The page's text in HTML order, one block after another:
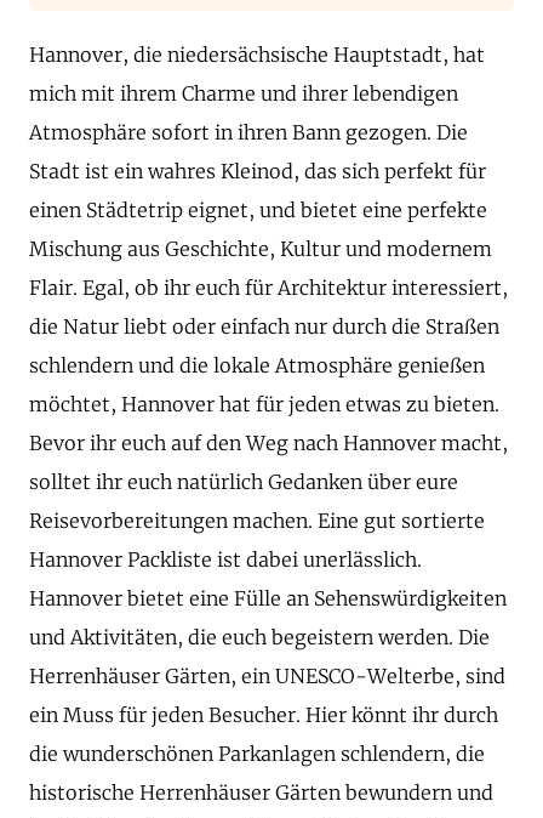
Hannover, die niedersächsische Hauptstadt, hat
mich mit ihrem Charme und ihrer lebendigen
Atmosphäre sofort in ihren Bann gezogen. Die
Stadt ist ein wahres Kleinod, das sich perfekt für
einen Städtetrip eignet, und bietet eine perfekte
Mischung aus Geschichte, Kultur und modernem
Flair. Egal, ob ihr euch für Architektur interessiert,
die Natur liebt oder einfach nur durch die Straßen
schlendern und die lokale Atmosphäre genießen
möchtet, Hannover hat für jeden etwas zu bieten.
Bevor ihr euch auf den Weg nach Hannover macht,
solltet ihr euch natürlich Gedanken über eure
Reisevorbereitungen machen. Eine gut sortierte
Hannover Packliste ist dabei unerlässlich.
Hannover bietet eine Fülle an Sehenswürdigkeiten
und Aktivitäten, die euch begeistern werden. Die
Herrenhäuser Gärten, ein UNESCO-Welterbe, sind
ein Muss für jeden Besucher. Hier könnt ihr durch
die wunderschönen Parkanlagen schlendern, die
historische Herrenhäuser Gärten bewundern und